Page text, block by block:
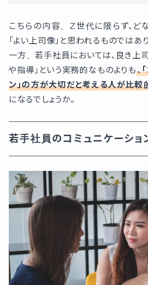
こちらの内容、Z世代に限らず、ど
「よい上司像」と思われるものではあり
一方、若手社員においては、良き上
や指導」という実務的なものよりも 、
ン」の方が大切だと考える人が比較
になるでしょうか。
若手社員のコミュニケーショ